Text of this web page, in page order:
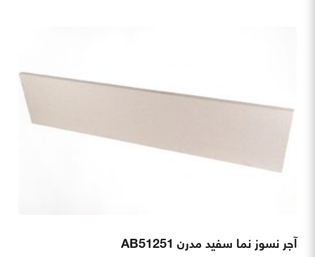
آجر نسوز نما سفید مدرن AB51251